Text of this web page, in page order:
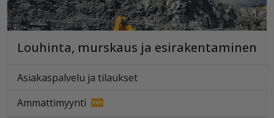
Louhinta, murskaus ja esirakentaminen
Asiakaspalvelu ja tilaukset
Ammattimyynti